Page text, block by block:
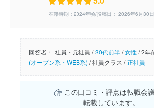
在籍時期：2024年頃/投稿日： 2026年6月30日
回答者： 社員・元社員 / 30代前半/女性/2年
(オープン系・WEB系) /社員クラス / 正社員
この口コミ・評点は転職会
転載しています。